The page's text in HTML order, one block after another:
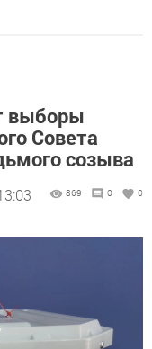
выборы
Совета
созыва
869 0 0